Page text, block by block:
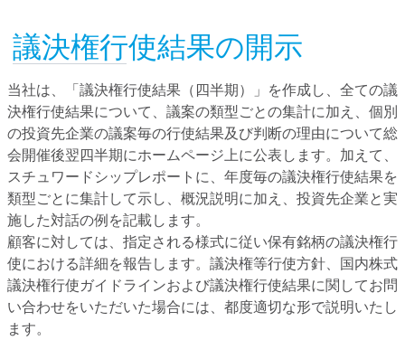
議決権行使結果の開示
当社は、「議決権行使結果（四半期）」を作成し、全ての議
決権行使結果について、議案の類型ごとの集計に加え、個別
の投資先企業の議案毎の行使結果及び判断の理由について総
会開催後翌四半期にホームページ上に公表します。加えて、
スチュワードシップレポートに、年度毎の議決権行使結果を
類型ごとに集計して示し、概況説明に加え、投資先企業と実
施した対話の例を記載します。
顧客に対しては、指定される様式に従い保有銘柄の議決権行
使における詳細を報告します。議決権等行使方針、国内株式
議決権行使ガイドラインおよび議決権行使結果に関してお問
い合わせをいただいた場合には、都度適切な形で説明いたし
ます。